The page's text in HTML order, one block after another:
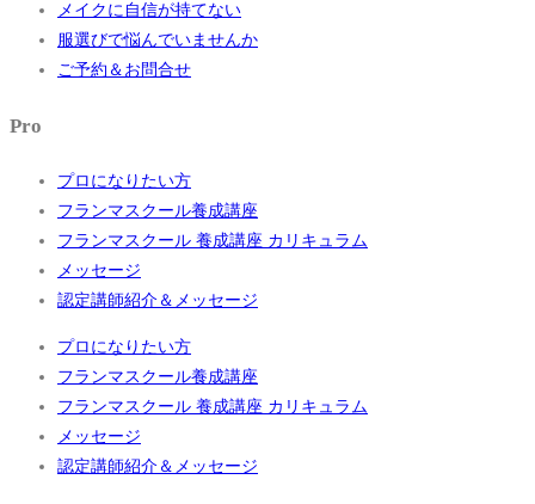
メイクに自信が持てない
服選びで悩んでいませんか
ご予約＆お問合せ
Pro
プロになりたい方
フランマスクール養成講座
フランマスクール 養成講座 カリキュラム
メッセージ
認定講師紹介＆メッセージ
プロになりたい方
フランマスクール養成講座
フランマスクール 養成講座 カリキュラム
メッセージ
認定講師紹介＆メッセージ